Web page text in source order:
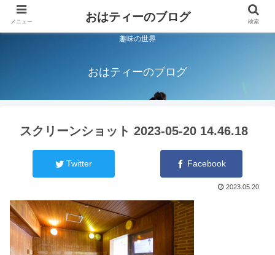
趣味の世界
おはティーのブログ
スクリーンショット 2023-05-20 14.46.18
Twitter Facebook
2023.05.20
メニュー おはティーのブログ 検索